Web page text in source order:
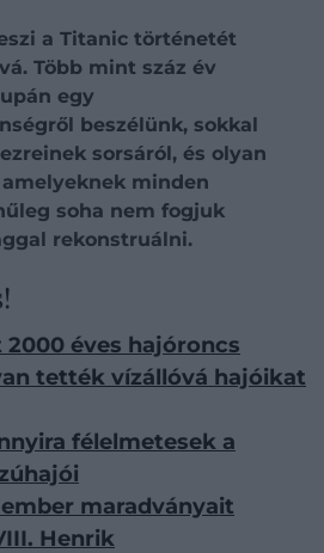
a Titanic történetét
Több mint száz év
egy
beszélünk, sokkal
sorsáról, és olyan
minden
soha nem fogjuk
rekonstruálni.
éves hajóroncs
tették vízállóvá hajóikat
félelmetesek a
maradványait
Henrik